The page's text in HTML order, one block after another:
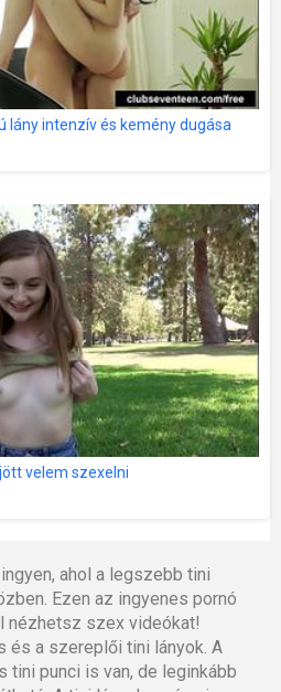
lány intenzív és kemény dugása
velem szexelni
ahol a legszebb tini
Ezen az ingyenes pornó
nézhetsz szex videókat!
és a szereplői tini lányok. A
punci is van, de leginkább